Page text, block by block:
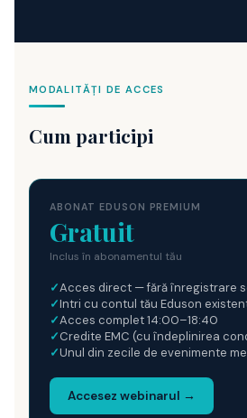
MODALITĂȚI DE ACCES
Cum participi
ABONAT EDUSON PREMIUM
Gratuit
Inclus în abonamentul tău
✓Acces direct — fără înregistrare
✓Intri cu contul tău Eduson
✓Acces complet 14:00–18:40
✓Credite EMC (cu îndeplinirea
✓Unul din zecile de evenimente
Accesez webinarul →